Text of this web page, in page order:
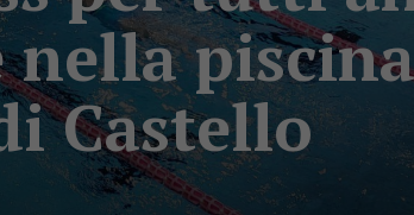
piscina
Castello